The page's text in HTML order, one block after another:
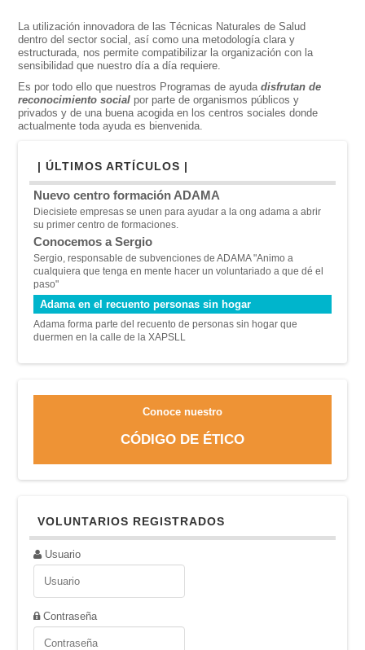
La utilización innovadora de las Técnicas Naturales de Salud
dentro del sector social, así como una metodología clara y
estructurada, nos permite compatibilizar la organización con la
sensibilidad que nuestro día a día requiere.
Es por todo ello que nuestros Programas de ayudadisfrutan de
reconocimiento social por parte de organismos públicos y
privados y de una buena acogida en los centros sociales donde
actualmente toda ayuda es bienvenida.
| ÚLTIMOS ARTÍCULOS |
Nuevo centro formación ADAMA
Diecisiete empresas se unen para ayudar a la ong adama a abrir
su primer centro de formaciones.
Conocemos a Sergio
Sergio, responsable de subvenciones de ADAMA "Animo a
cualquiera que tenga en mente hacer un voluntariado a que dé el
paso"
Adama en el recuento personas sin hogar
Adama forma parte del recuento de personas sin hogar que
duermen en la calle de la XAPSLL
Conoce nuestro
CÓDIGO DE ÉTICO
VOLUNTARIOS REGISTRADOS
Usuario
Contraseña